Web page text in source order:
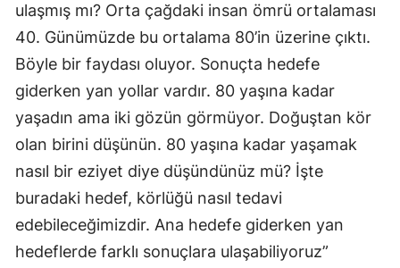
ulaşmış mı? Orta çağdaki insan ömrü ortalaması
40. Günümüzde bu ortalama 80’in üzerine çıktı.
Böyle bir faydası oluyor. Sonuçta hedefe
giderken yan yollar vardır. 80 yaşına kadar
yaşadın ama iki gözün görmüyor. Doğuştan kör
olan birini düşünün. 80 yaşına kadar yaşamak
nasıl bir eziyet diye düşündünüz mü? İşte
buradaki hedef, körlüğü nasıl tedavi
edebileceğimizdir. Ana hedefe giderken yan
hedeflerde farklı sonuçlara ulaşabiliyoruz”